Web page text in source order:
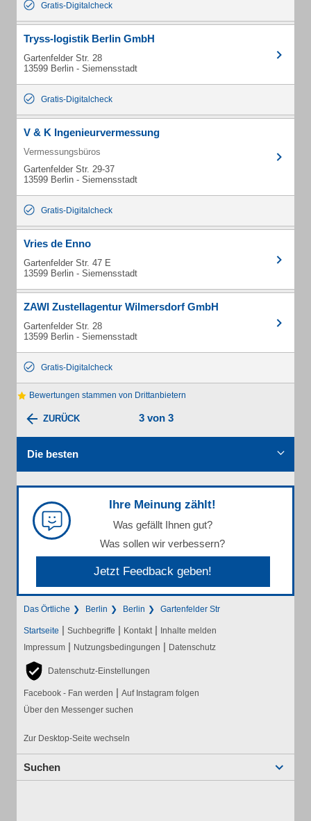
Gratis-Digitalcheck
Tryss-logistik Berlin GmbH
Gartenfelder Str. 28
13599 Berlin - Siemensstadt
Gratis-Digitalcheck
V & K Ingenieurvermessung
Vermessungsbüros
Gartenfelder Str. 29-37
13599 Berlin - Siemensstadt
Gratis-Digitalcheck
Vries de Enno
Gartenfelder Str. 47 E
13599 Berlin - Siemensstadt
ZAWI Zustellagentur Wilmersdorf GmbH
Gartenfelder Str. 28
13599 Berlin - Siemensstadt
Gratis-Digitalcheck
Bewertungen stammen von Drittanbietern
ZURÜCK 3 von 3
Die besten
Ihre Meinung zählt!
Was gefällt Ihnen gut?
Was sollen wir verbessern?
Jetzt Feedback geben!
Das Örtliche Berlin Berlin Gartenfelder Str
Startseite | Suchbegriffe | Kontakt | Inhalte melden
Impressum | Nutzungsbedingungen | Datenschutz
Datenschutz-Einstellungen
Facebook - Fan werden | Auf Instagram folgen
Über den Messenger suchen
Zur Desktop-Seite wechseln
Suchen